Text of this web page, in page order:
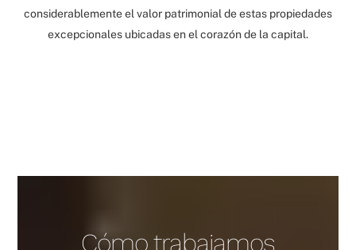
considerablemente el valor patrimonial de estas propiedades
excepcionales ubicadas en el corazón de la capital.
Cómo trabajamos